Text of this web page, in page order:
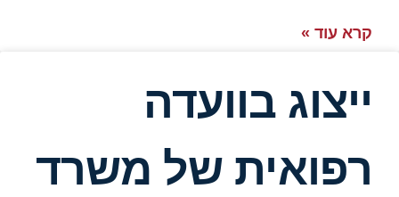
קרא עוד »
ייצוג בוועדה
רפואית של משרד